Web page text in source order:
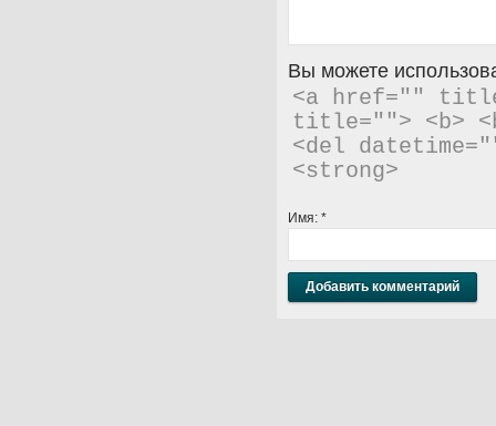
Вы можете
<a href=""
title=""> <b>
<del
<strong>
Имя: *